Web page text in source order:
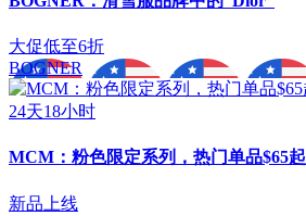
大促低至6折
BOGNER
24天18小时
MCM：粉色限定系列，热门单品$65起
新品上线